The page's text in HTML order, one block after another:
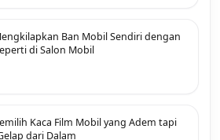
Ban Mobil Sendiri dengan
di Salon Mobil
Kaca Film Mobil yang Adem tapi
dari Dalam